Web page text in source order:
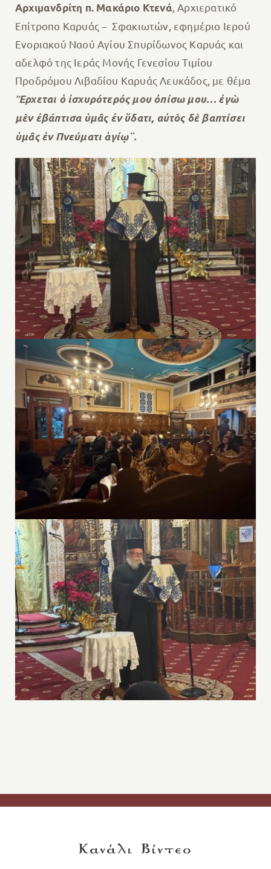
Αρχιμανδρίτη π. Μακάριο Κτενά , Αρχιερατικό
Επίτροπο Καρυάς – Σφακιωτών, εφημέριο Ιερού
Ενοριακού Ναού Αγίου Σπυρίδωνος Καρυάς και
αδελφό της Ιεράς Μονής Γενεσίου Τιμίου
Προδρόμου Λιβαδίου Καρυάς Λευκάδος, με θέμα
Ἔρχεται ὁ ἰσχυρότερός μου ὀπίσω μου… ἐγὼ
μὲν ἐβάπτισα ὑμᾶς ἐν ὕδατι, αὐτὸς δὲ βαπτίσει
ὑμᾶς ἐν Πνεύματι ἁγίῳ¨.
Κανάλι Βίντεο